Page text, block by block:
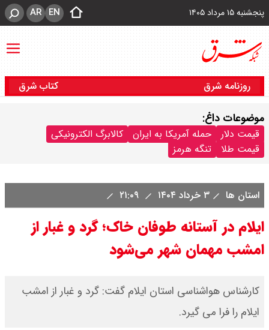
پنجشنبه ۱۵ مرداد ۱۴۰۵ EN
AR
روزنامه شرق کتاب شرق
موضوعات داغ:
قیمت دلار حمله آمریکا به ایران
کالابرگ الکترونیکی
قیمت طلا
تنگه هرمز
استان ها ۳ خرداد ۱۴۰۴
ایلام در آستانه طوفان خاک؛ گرد و غبار از
امشب مهمان شهر می‌شود
کارشناس هواشناسی استان ایلام گفت: گرد و غبار از امشب
ایلام را فرا می گیرد.